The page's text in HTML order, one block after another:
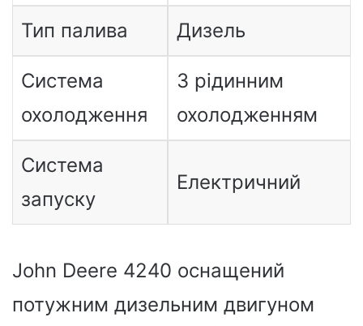
Тип палива Дизель
Система
охолодження
З рідинним
охолодженням
Система
запуску
Електричний
John Deere 4240 оснащений
потужним дизельним двигуном